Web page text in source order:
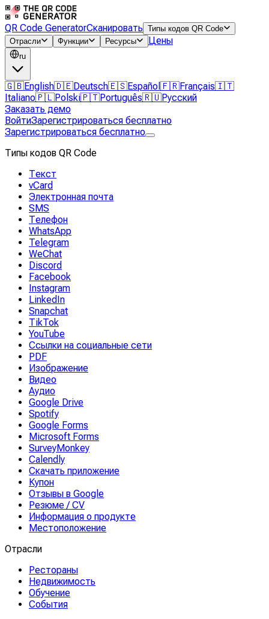
QR Code GeneratorСканировать Типы кодов QR Code
Отрасли
Функции Ресурсы Цены
ru
🇬🇧English🇩🇪Deutsch🇪🇸Español 🇫🇷Français🇮🇹
Italiano🇵🇱Polski🇵🇹Português🇷🇺Русский
Заказать демо
ВойтиЗарегистрироваться бесплатно
Зарегистрироваться бесплатно
Типы кодов QR Code
Текст
vCard
Электронная почта
SMS
Телефон
WhatsApp
Telegram
WeChat
Discord
Facebook
Instagram
LinkedIn
Snapchat
TikTok
YouTube
Ссылки на социальные сети
PDF
Изображение
Видео
Аудио
Google Drive
Spotify
Google Forms
Microsoft Forms
SurveyMonkey
Calendly
Скачать приложение
Купон
Отзывы в Google
Резюме / CV
Информация о продукте
Местоположение
Отрасли
Рестораны
Недвижимость
Обучение
События